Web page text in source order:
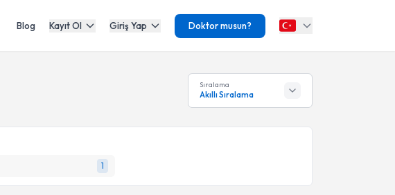
Blog Kayıt Ol Giriş Yap Doktor musun?
Sıralama
Akıllı Sıralama
1